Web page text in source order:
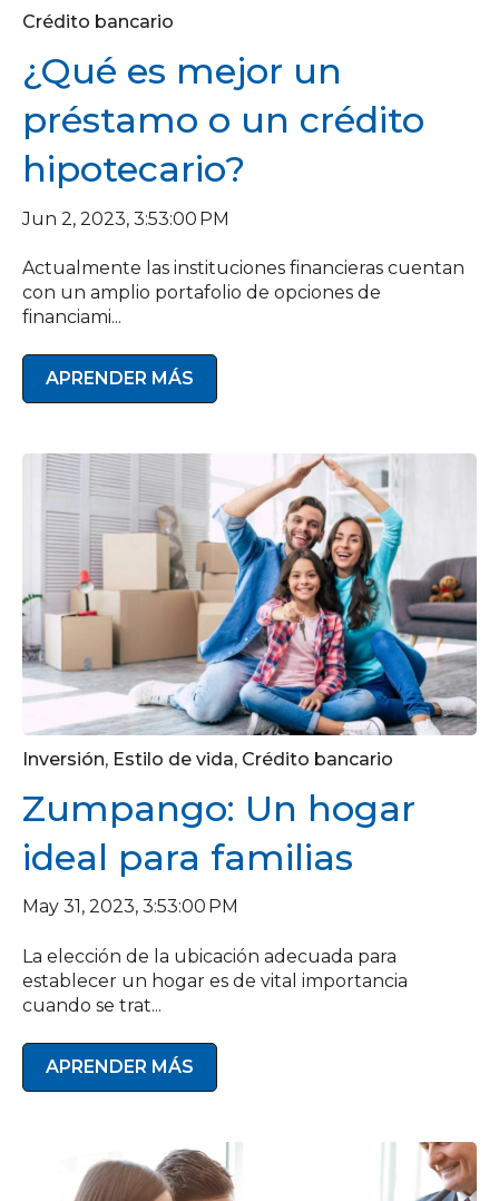
Crédito bancario
¿Qué es mejor un
préstamo o un crédito
hipotecario?
Jun 2, 2023, 3:53:00 PM
Actualmente las instituciones financieras cuentan
con un amplio portafolio de opciones de
financiami...
APRENDER MÁS
Inversión, Estilo de vida, Crédito bancario
Zumpango: Un hogar
ideal para familias
May 31, 2023, 3:53:00 PM
La elección de la ubicación adecuada para
establecer un hogar es de vital importancia
cuando se trat...
APRENDER MÁS